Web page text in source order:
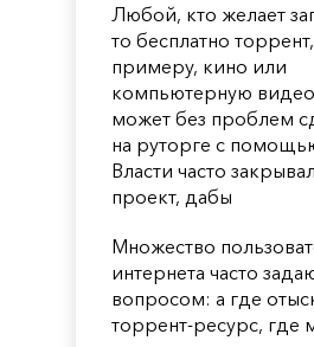
Любой, кто желает
то бесплатно
примеру, кино или
компьютерную
может без проблем
на руторге с
Власти часто
проект, дабы
Множество
интернета часто
вопросом: а где
торрент-ресурс, где